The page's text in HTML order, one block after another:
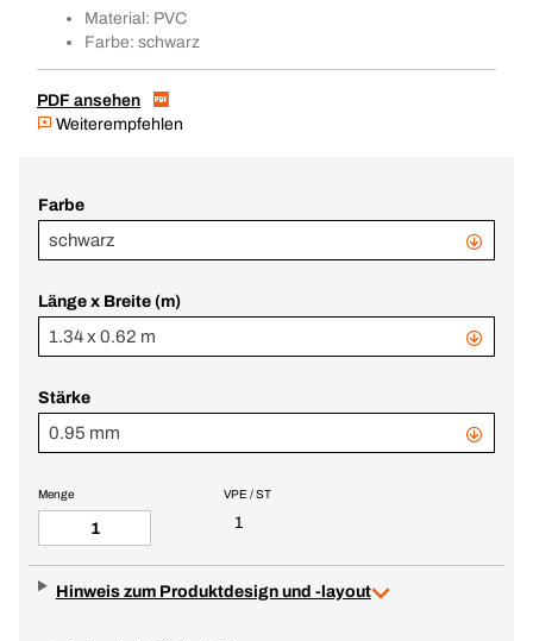
Material: PVC
Farbe: schwarz
PDF ansehen
Weiterempfehlen
Farbe
schwarz
Länge x Breite (m)
1.34 x 0.62 m
Stärke
0.95 mm
VPE / ST
1
Menge
Hinweis zum Produktdesign und -layout